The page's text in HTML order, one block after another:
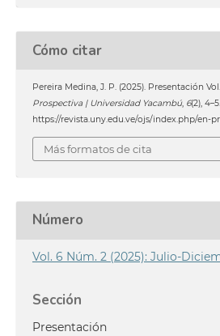
Cómo citar
Pereira Medina, J. P. (2025). Presentación
Prospectiva | Universidad Yacambú, 6(2),
https://revista.uny.edu.ve/ojs/index.php/en-
Más formatos de cita
Número
Vol. 6 Núm. 2 (2025): Julio-
Sección
Presentación